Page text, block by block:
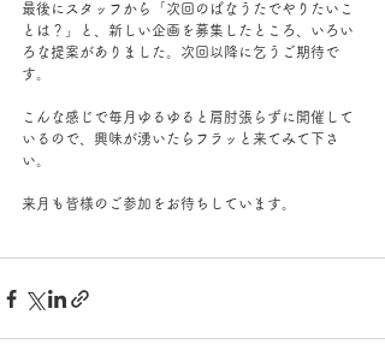
最後にスタッフから「次回のばなうたでやりたいこ
とは？」と、新しい企画を募集したところ、いろい
ろな提案がありました。次回以降に乞うご期待で
す。
こんな感じで毎月ゆるゆると肩肘張らずに開催して
いるので、興味が湧いたらフラッと来てみて下さ
い。
来月も皆様のご参加をお待ちしています。